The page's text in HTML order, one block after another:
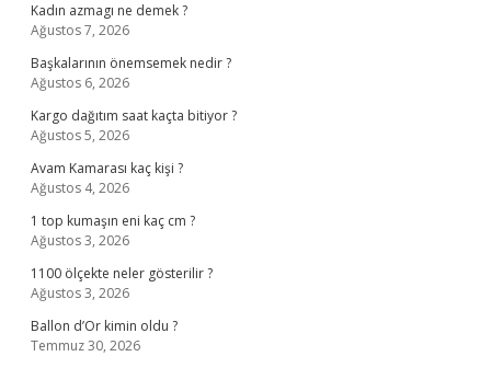
Kadın azmagı ne demek ?
Ağustos 7, 2026
Başkalarının önemsemek nedir ?
Ağustos 6, 2026
Kargo dağıtım saat kaçta bitiyor ?
Ağustos 5, 2026
Avam Kamarası kaç kişi ?
Ağustos 4, 2026
1 top kumaşın eni kaç cm ?
Ağustos 3, 2026
1100 ölçekte neler gösterilir ?
Ağustos 3, 2026
Ballon d’Or kimin oldu ?
Temmuz 30, 2026